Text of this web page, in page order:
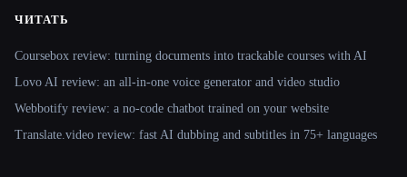
ЧИТАТЬ
Coursebox review: turning documents into trackable courses with AI
Lovo AI review: an all-in-one voice generator and video studio
Webbotify review: a no-code chatbot trained on your website
Translate.video review: fast AI dubbing and subtitles in 75+ languages